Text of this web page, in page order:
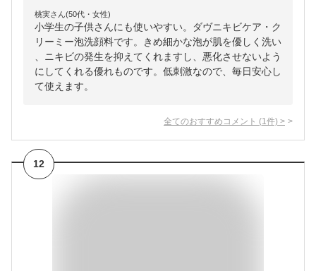
桃実さん(50代・女性)
小学生の子供さんにも使いやすい。ダヴニキビケア・ク
リーミー泡洗顔料です。きめ細かな泡が肌を優しく洗い
、ニキビの発生を抑えてくれますし、悪化させないよう
にしてくれる優れものです。低刺激なので、毎日安心し
て使えます。
全てのおすすめコメント (1 件) >
12